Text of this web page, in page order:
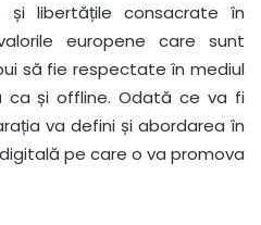
și libertățile consacrate în
europene care sunt
să fie respectate în mediul
ca și offline. Odată ce va fi
va defini și abordarea în
pe care o va promova